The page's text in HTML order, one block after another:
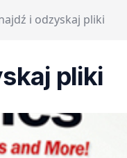
i odzyskaj pliki
pliki